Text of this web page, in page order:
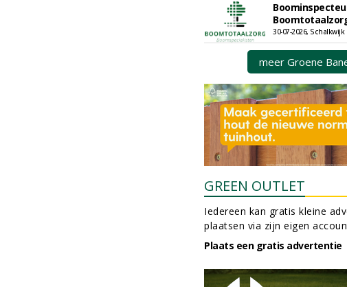
30-07-2026, Schalkwijk
meer Groene
GREEN OUTLET
Iedereen kan gratis kleine
plaatsen via zijn eigen
Plaats een gratis advertentie